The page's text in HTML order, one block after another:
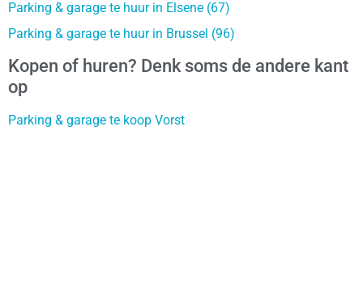
Parking & garage te huur in Elsene (67)
Parking & garage te huur in Brussel (96)
Kopen of huren? Denk soms de andere kant
op
Parking & garage te koop Vorst